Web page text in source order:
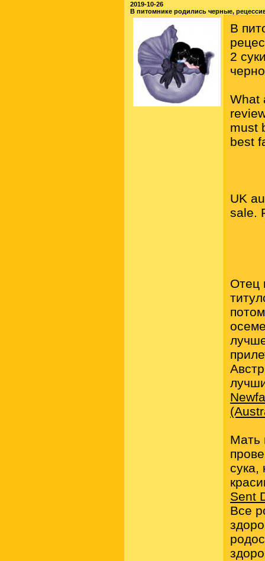
2019-10-26
В питомнике родились черные,
В
2
What
must
best
UK
sale.
Отец
Мать
сука,
Sent
Все